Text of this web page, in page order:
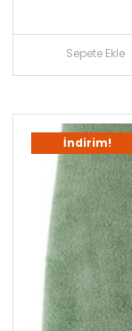
Sepete Ekle
İndirim!